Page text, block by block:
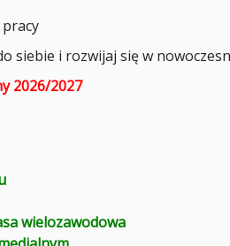
siebie i rozwijaj się w
2026/2027
wielozawodowa